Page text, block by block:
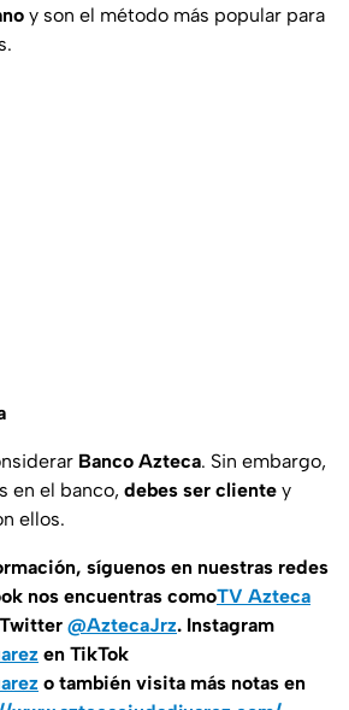
y son el método más popular para
Banco Azteca. Sin embargo,
en el banco, debes ser cliente y
ellos.
síguenos en nuestras redes
nos encuentras comoTV Azteca
@AztecaJrz. Instagram
en TikTok
o también visita más notas en